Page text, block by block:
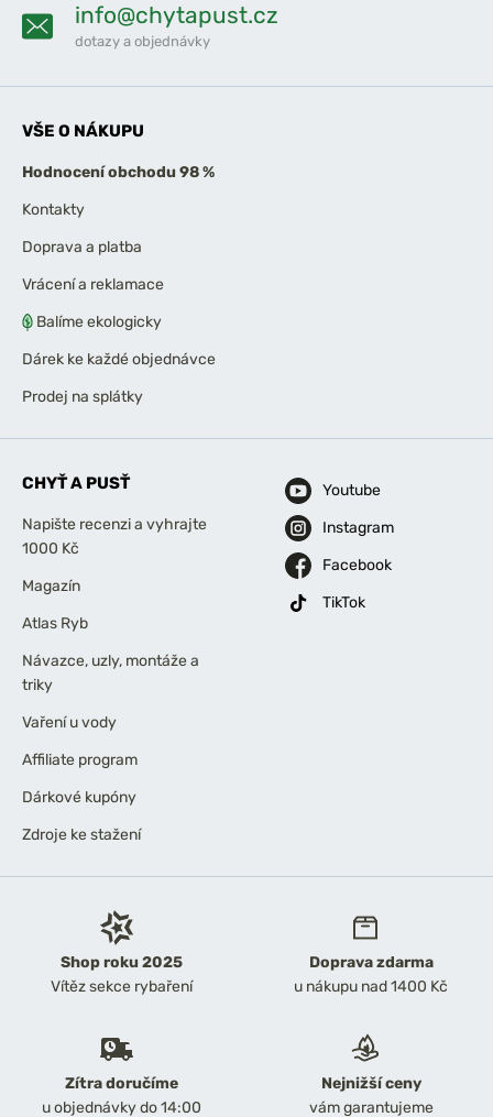
Shop roku 2025
Vítěz sekce rybaření
Doprava zdarma
u nákupu nad 1400 Kč
Zítra doručíme
u objednávky do 14:00
Nejnižší ceny
vám garantujeme
info@chytapust.cz
dotazy a objednávky
VŠE O NÁKUPU
Hodnocení obchodu 98 %
Kontakty
Doprava a platba
Vrácení a reklamace
Balíme ekologicky
Dárek ke každé objednávce
Prodej na splátky
CHYŤ A PUSŤ
Napište recenzi a vyhrajte
1000 Kč
Magazín
Atlas Ryb
Návazce, uzly, montáže a
triky
Vaření u vody
Affiliate program
Dárkové kupóny
Zdroje ke stažení
Youtube
Instagram
Facebook
TikTok